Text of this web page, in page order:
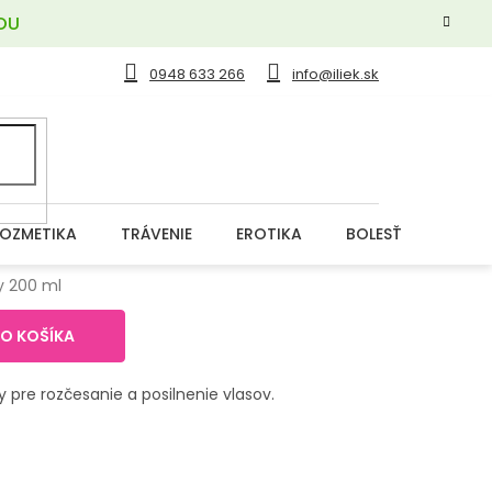
0948 633 266 info@iliek.sk
TRÁVENIE EROTIKA BOLESŤ
200 ml
KOŠÍKA
rozčesanie a posilnenie vlasov.